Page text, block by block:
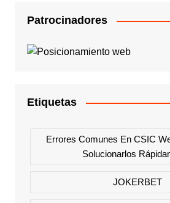
Patrocinadores
Etiquetas
Errores Comunes En CSIC
Solucionarlos
JOKERBET